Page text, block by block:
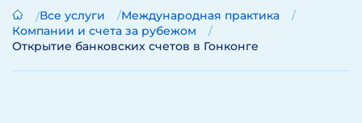
Все услуги
Международная практика
Компании и счета за рубежом
Открытие банковских счетов в Гонконге